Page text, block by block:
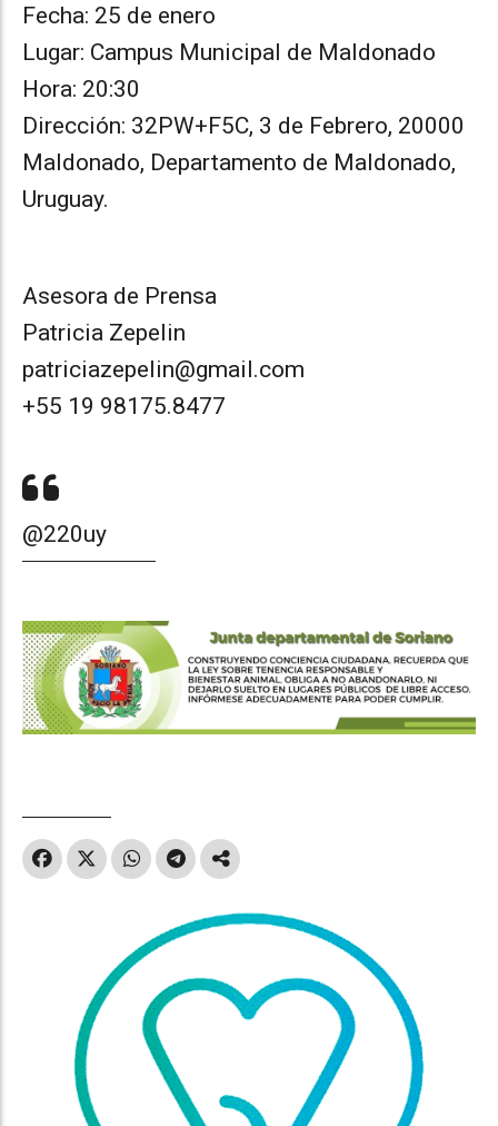
Fecha: 25 de enero
Lugar: Campus Municipal de Maldonado
Hora: 20:30
Dirección: 32PW+F5C, 3 de Febrero, 20000
Maldonado, Departamento de Maldonado,
Uruguay.
Asesora de Prensa
Patricia Zepelin
patriciazepelin@gmail.com
+55 19 98175.8477
@220uy